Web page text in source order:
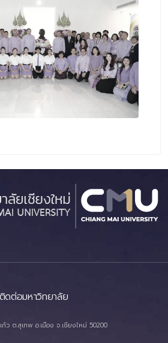
ติดต่อมหาวิทยาลัย
ว ต.สุเทพ อ.เมือง จ.เชียงใหม่ 50200